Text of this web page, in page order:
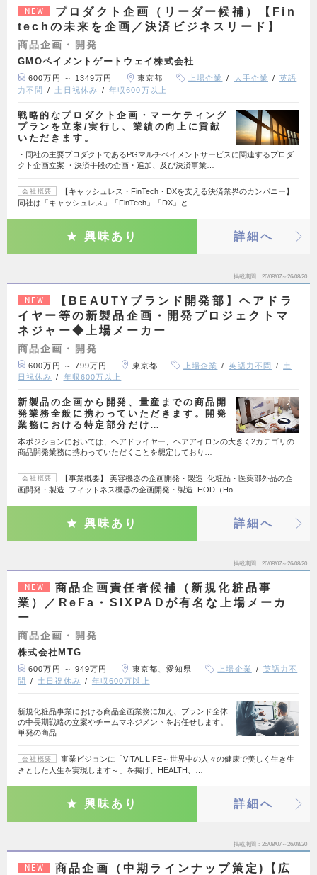
NEW
プロダクト企画（リーダー候補）【Fin
techの未来を企画／決済ビジネスリード】
商品企画・開発
GMOペイメントゲートウェイ株式会社
600万円 ～ 1349万円 東京都 上場企業 大手企業
英語
力不問
土日祝休み 年収600万以上
戦略的なプロダクト企画・マーケティング
プランを立案/実行し、業績の向上に貢献
いただきます。
・同社の主要プロダクトであるPGマルチペイメントサービスに関連するプロダ
クト企画立案 ・決済手段の企画・追加、及び決済事業…
会社概要
【キャッシュレス・FinTech・DXを支える決済業界のカンパニー】
同社は「キャッシュレス」「FinTech」「DX」と…
興味あり 詳細へ
掲載期間 26/08/07～26/08/20
NEW
【BEAUTYブランド開発部】ヘアドラ
イヤー等の新製品企画・開発プロジェクトマ
ネジャー◆上場メーカー
商品企画・開発
600万円 ～ 799万円 東京都 上場企業 英語力不問
土
日祝休み
年収600万以上
新製品の企画から開発、量産までの商品開
発業務全般に携わっていただきます。開発
業務における特定部分だけ…
本ポジションにおいては、ヘアドライヤー、ヘアアイロンの大きく2カテゴリの
商品開発業務に携わっていただくことを想定しており…
会社概要
【事業概要】 美容機器の企画開発・製造 化粧品・医薬部外品の企
画開発・製造 フィットネス機器の企画開発・製造 HOD（Ho…
興味あり 詳細へ
掲載期間 26/08/07～26/08/20
NEW
商品企画責任者候補（新規化粧品事
業）／ReFa・SIXPADが有名な上場メーカ
ー
商品企画・開発
株式会社MTG
600万円 ～ 949万円 東京都、愛知県 上場企業
英語力不
問
土日祝休み 年収600万以上
新規化粧品事業における商品企画業務に加え、ブランド全体
の中長期戦略の立案やチームマネジメントをお任せします。
単発の商品…
会社概要
事業ビジョンに「VITAL LIFE～世界中の人々の健康で美しく生き生
きとした人生を実現します～」を掲げ、HEALTH、…
興味あり 詳細へ
掲載期間 26/08/07～26/08/20
NEW
商品企画（中期ラインナップ策定)【広